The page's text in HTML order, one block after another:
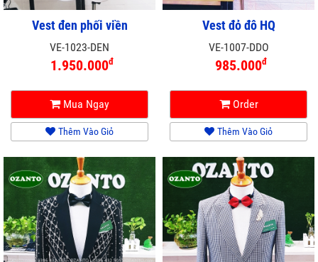
Vest đen phối viền
VE-1023-DEN
1.950.000đ
Mua Ngay
Thêm Vào Giỏ
Vest đỏ đô HQ
VE-1007-DDO
985.000đ
Order
Thêm Vào Giỏ